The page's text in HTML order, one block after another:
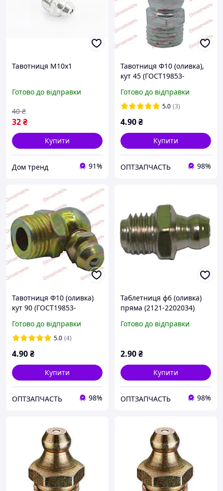
Тавотниця М10х1
Готово до відправки
32₴
40 ₴
Купити
Дом тренд 91%
Тавотниця Ф10 (оливка),
кут 45 (ГОСТ19853-
Готово до відправки
5.0 (3)
4.90₴
Купити
ОПТЗАПЧАСТЬ 98%
Тавотниця Ф10 (оливка)
кут 90 (ГОСТ19853-
Готово до відправки
5.0 (4)
4.90₴
Купити
ОПТЗАПЧАСТЬ 98%
Таблетниця ф6 (оливка)
пряма (2121-2202034)
Готово до відправки
2.90₴
Купити
ОПТЗАПЧАСТЬ 98%